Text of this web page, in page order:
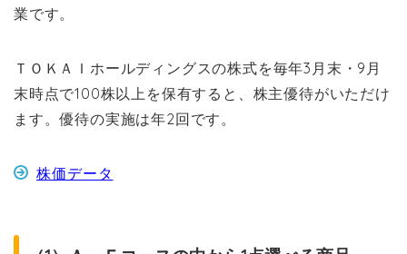
業です。
ＴＯＫＡＩホールディングスの株式を毎年3月末・9月
末時点で100株以上を保有すると、株主優待がいただけ
ます。優待の実施は年2回です。
株価データ